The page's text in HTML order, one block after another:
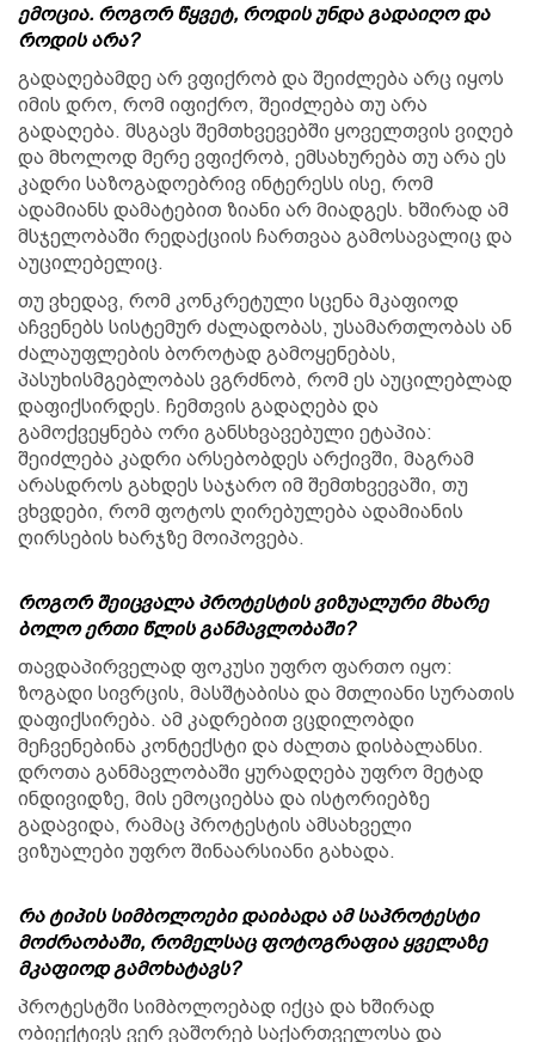
ემოცია. როგორ წყვეტ, როდის უნდა გადაიღო და
როდის არა?
გადაღებამდე არ ვფიქრობ და შეიძლება არც იყოს
იმის დრო, რომ იფიქრო, შეიძლება თუ არა
გადაღება. მსგავს შემთხვევებში ყოველთვის ვიღებ
და მხოლოდ მერე ვფიქრობ, ემსახურება თუ არა ეს
კადრი საზოგადოებრივ ინტერესს ისე, რომ
ადამიანს დამატებით ზიანი არ მიადგეს. ხშირად ამ
მსჯელობაში რედაქციის ჩართვაა გამოსავალიც და
აუცილებელიც.
თუ ვხედავ, რომ კონკრეტული სცენა მკაფიოდ
აჩვენებს სისტემურ ძალადობას, უსამართლობას ან
ძალაუფლების ბოროტად გამოყენებას,
პასუხისმგებლობას ვგრძნობ, რომ ეს აუცილებლად
დაფიქსირდეს. ჩემთვის გადაღება და
გამოქვეყნება ორი განსხვავებული ეტაპია:
შეიძლება კადრი არსებობდეს არქივში, მაგრამ
არასდროს გახდეს საჯარო იმ შემთხვევაში, თუ
ვხვდები, რომ ფოტოს ღირებულება ადამიანის
ღირსების ხარჯზე მოიპოვება.
როგორ შეიცვალა პროტესტის ვიზუალური მხარე
ბოლო ერთი წლის განმავლობაში?
თავდაპირველად ფოკუსი უფრო ფართო იყო:
ზოგადი სივრცის, მასშტაბისა და მთლიანი სურათის
დაფიქსირება. ამ კადრებით ვცდილობდი
მეჩვენებინა კონტექსტი და ძალთა დისბალანსი.
დროთა განმავლობაში ყურადღება უფრო მეტად
ინდივიდზე, მის ემოციებსა და ისტორიებზე
გადავიდა, რამაც პროტესტის ამსახველი
ვიზუალები უფრო შინაარსიანი გახადა.
რა ტიპის სიმბოლოები დაიბადა ამ საპროტესტი
მოძრაობაში, რომელსაც ფოტოგრაფია ყველაზე
მკაფიოდ გამოხატავს?
პროტესტში სიმბოლოებად იქცა და ხშირად
ობიექტივს ვერ ვაშორებ საქართველოსა და